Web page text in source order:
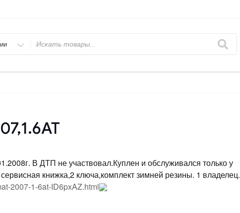
В ДТП не участвовал.Куплен и обслуживался только у
книжка,2 ключа,комплект зимней резины. 1 владелец.
2007-1-6at-ID6pxAZ.html